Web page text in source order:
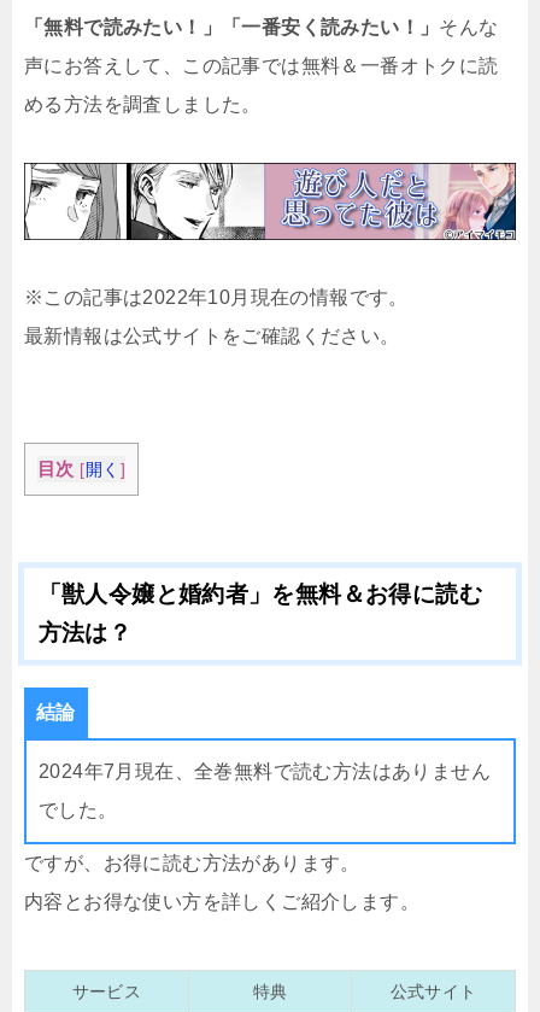
「無料で読みたい！」「一番安く読みたい！」 そんな
声にお答えして、この記事では無料＆一番オトクに読
める方法を調査しました。
※この記事は2022年10月現在の情報です。
最新情報は公式サイトをご確認ください。
目次 [開く ]
「獣人令嬢と婚約者」を無料＆お得に読む
方法は？
結論
2024年7月現在、全巻無料で読む方法はありません
でした。
ですが、お得に読む方法があります。
内容とお得な使い方を詳しくご紹介します。
サービス 特典 公式サイト